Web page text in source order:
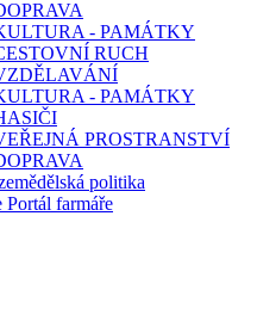
- PAMÁTKY
RUCH
- PAMÁTKY
PROSTRANSTVÍ
politika
Portál farmáře